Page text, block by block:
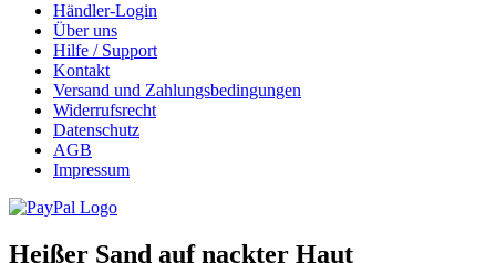
Händler-Login
Über uns
Hilfe / Support
Kontakt
Versand und Zahlungsbedingungen
Widerrufsrecht
Datenschutz
AGB
Impressum
Heißer Sand auf nackter Haut